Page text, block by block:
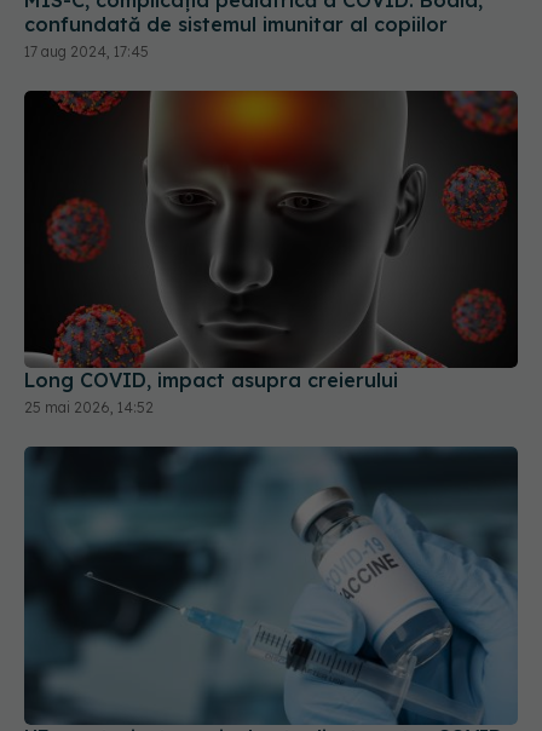
Long COVID, impact asupra creierului
25 mai 2026, 14:52
UE a autorizat vaccinul actualizat pentru COVID.